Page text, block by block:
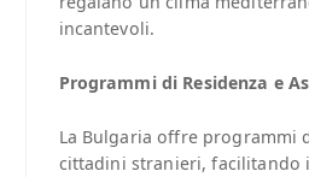
incantevoli.
Programmi di Residenza e
La Bulgaria offre programmi
cittadini stranieri, facilitando